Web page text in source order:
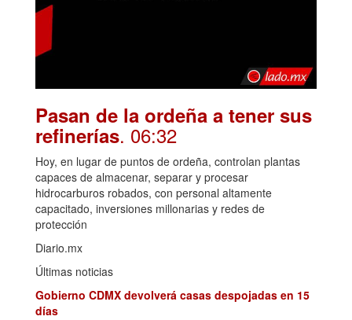
Pasan de la ordeña a tener sus
refinerías. 06:32
Hoy, en lugar de puntos de ordeña, controlan plantas
capaces de almacenar, separar y procesar
hidrocarburos robados, con personal altamente
capacitado, inversiones millonarias y redes de
protección
Diario.mx
Últimas noticias
Gobierno CDMX devolverá casas despojadas en 15
días